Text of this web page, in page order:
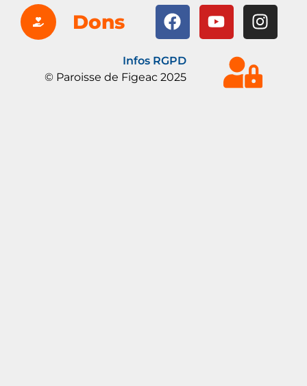
Dons
Infos RGPD
© Paroisse de Figeac 2025